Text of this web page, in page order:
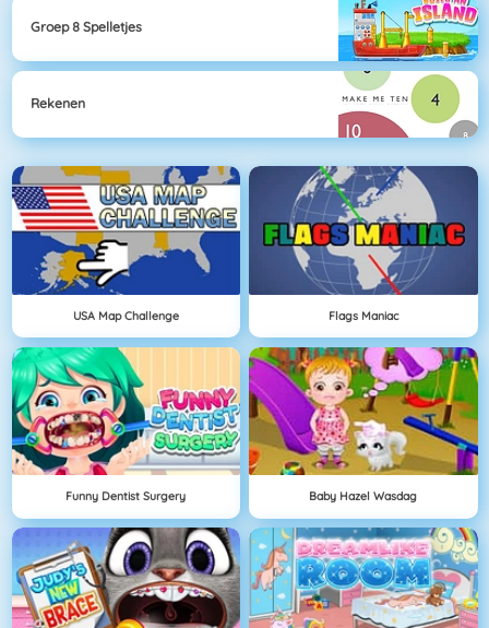
Groep 8 Spelletjes
Rekenen
USA Map Challenge Flags Maniac
Funny Dentist Surgery Baby Hazel Wasdag